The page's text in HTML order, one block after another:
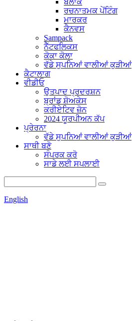
ਬਲਾਕ
ਰਚਨਾਤਮਕ ਪੇਂਟਿੰਗ
ਮਾਰਕਰ
ਕੈਨਵਸ
Sampack
ਨੈੱਟਫਲਿਕਸ
ਕੋਕਾ ਕੋਲਾ
ਵੱਡੇ ਸੁਪਨਿਆਂ ਵਾਲੀਆਂ ਕੁੜੀਆਂ
ਕੈਟਾਲਾਗ
ਵੀਡੀਓ
ਉਤਪਾਦ ਪ੍ਰਦਰਸ਼ਨ
ਬ੍ਰਾਂਡ ਸ਼ੋਅਕੇਸ
ਕਰੀਏਟਿਵ ਜ਼ੋਨ
2024 ਯੂਰਪੀਅਨ ਕੱਪ
ਪ੍ਰੇਰਨਾ
ਵੱਡੇ ਸੁਪਨਿਆਂ ਵਾਲੀਆਂ ਕੁੜੀਆਂ
ਸਾਥੀ ਬਣੋ
ਸੰਪਰਕ ਕਰੋ
ਸਾਡੇ ਲਈ ਸਪਲਾਈ
English